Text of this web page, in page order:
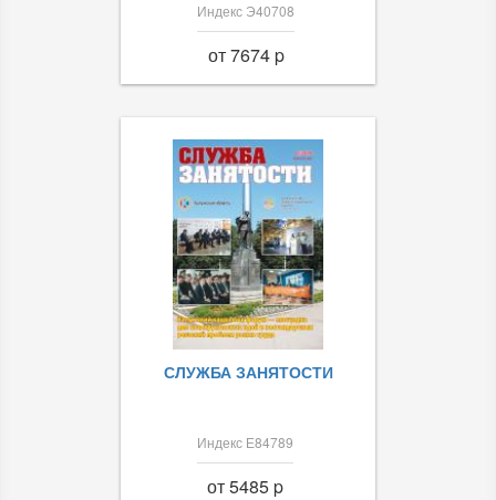
Индекс Э40708
от 7674 p
СЛУЖБА ЗАНЯТОСТИ
Индекс Е84789
от 5485 p